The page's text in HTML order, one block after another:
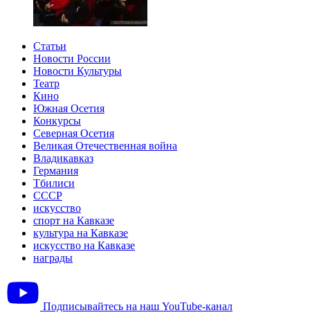
Статьи
Новости России
Новости Культуры
Театр
Кино
Южная Осетия
Конкурсы
Северная Осетия
Великая Отечественная война
Владикавказ
Германия
Тбилиси
СССР
искусство
спорт на Кавказе
культура на Кавказе
искусство на Кавказе
награды
Подписывайтесь на наш YouTube-канал